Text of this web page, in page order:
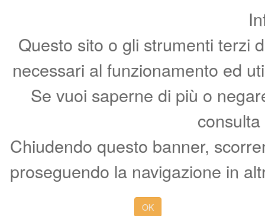
Questo sito o gli strumenti terzi
necessari al funzionamento ed
Se vuoi saperne di più o
Chiudendo questo banner,
proseguendo la navigazione in
OK